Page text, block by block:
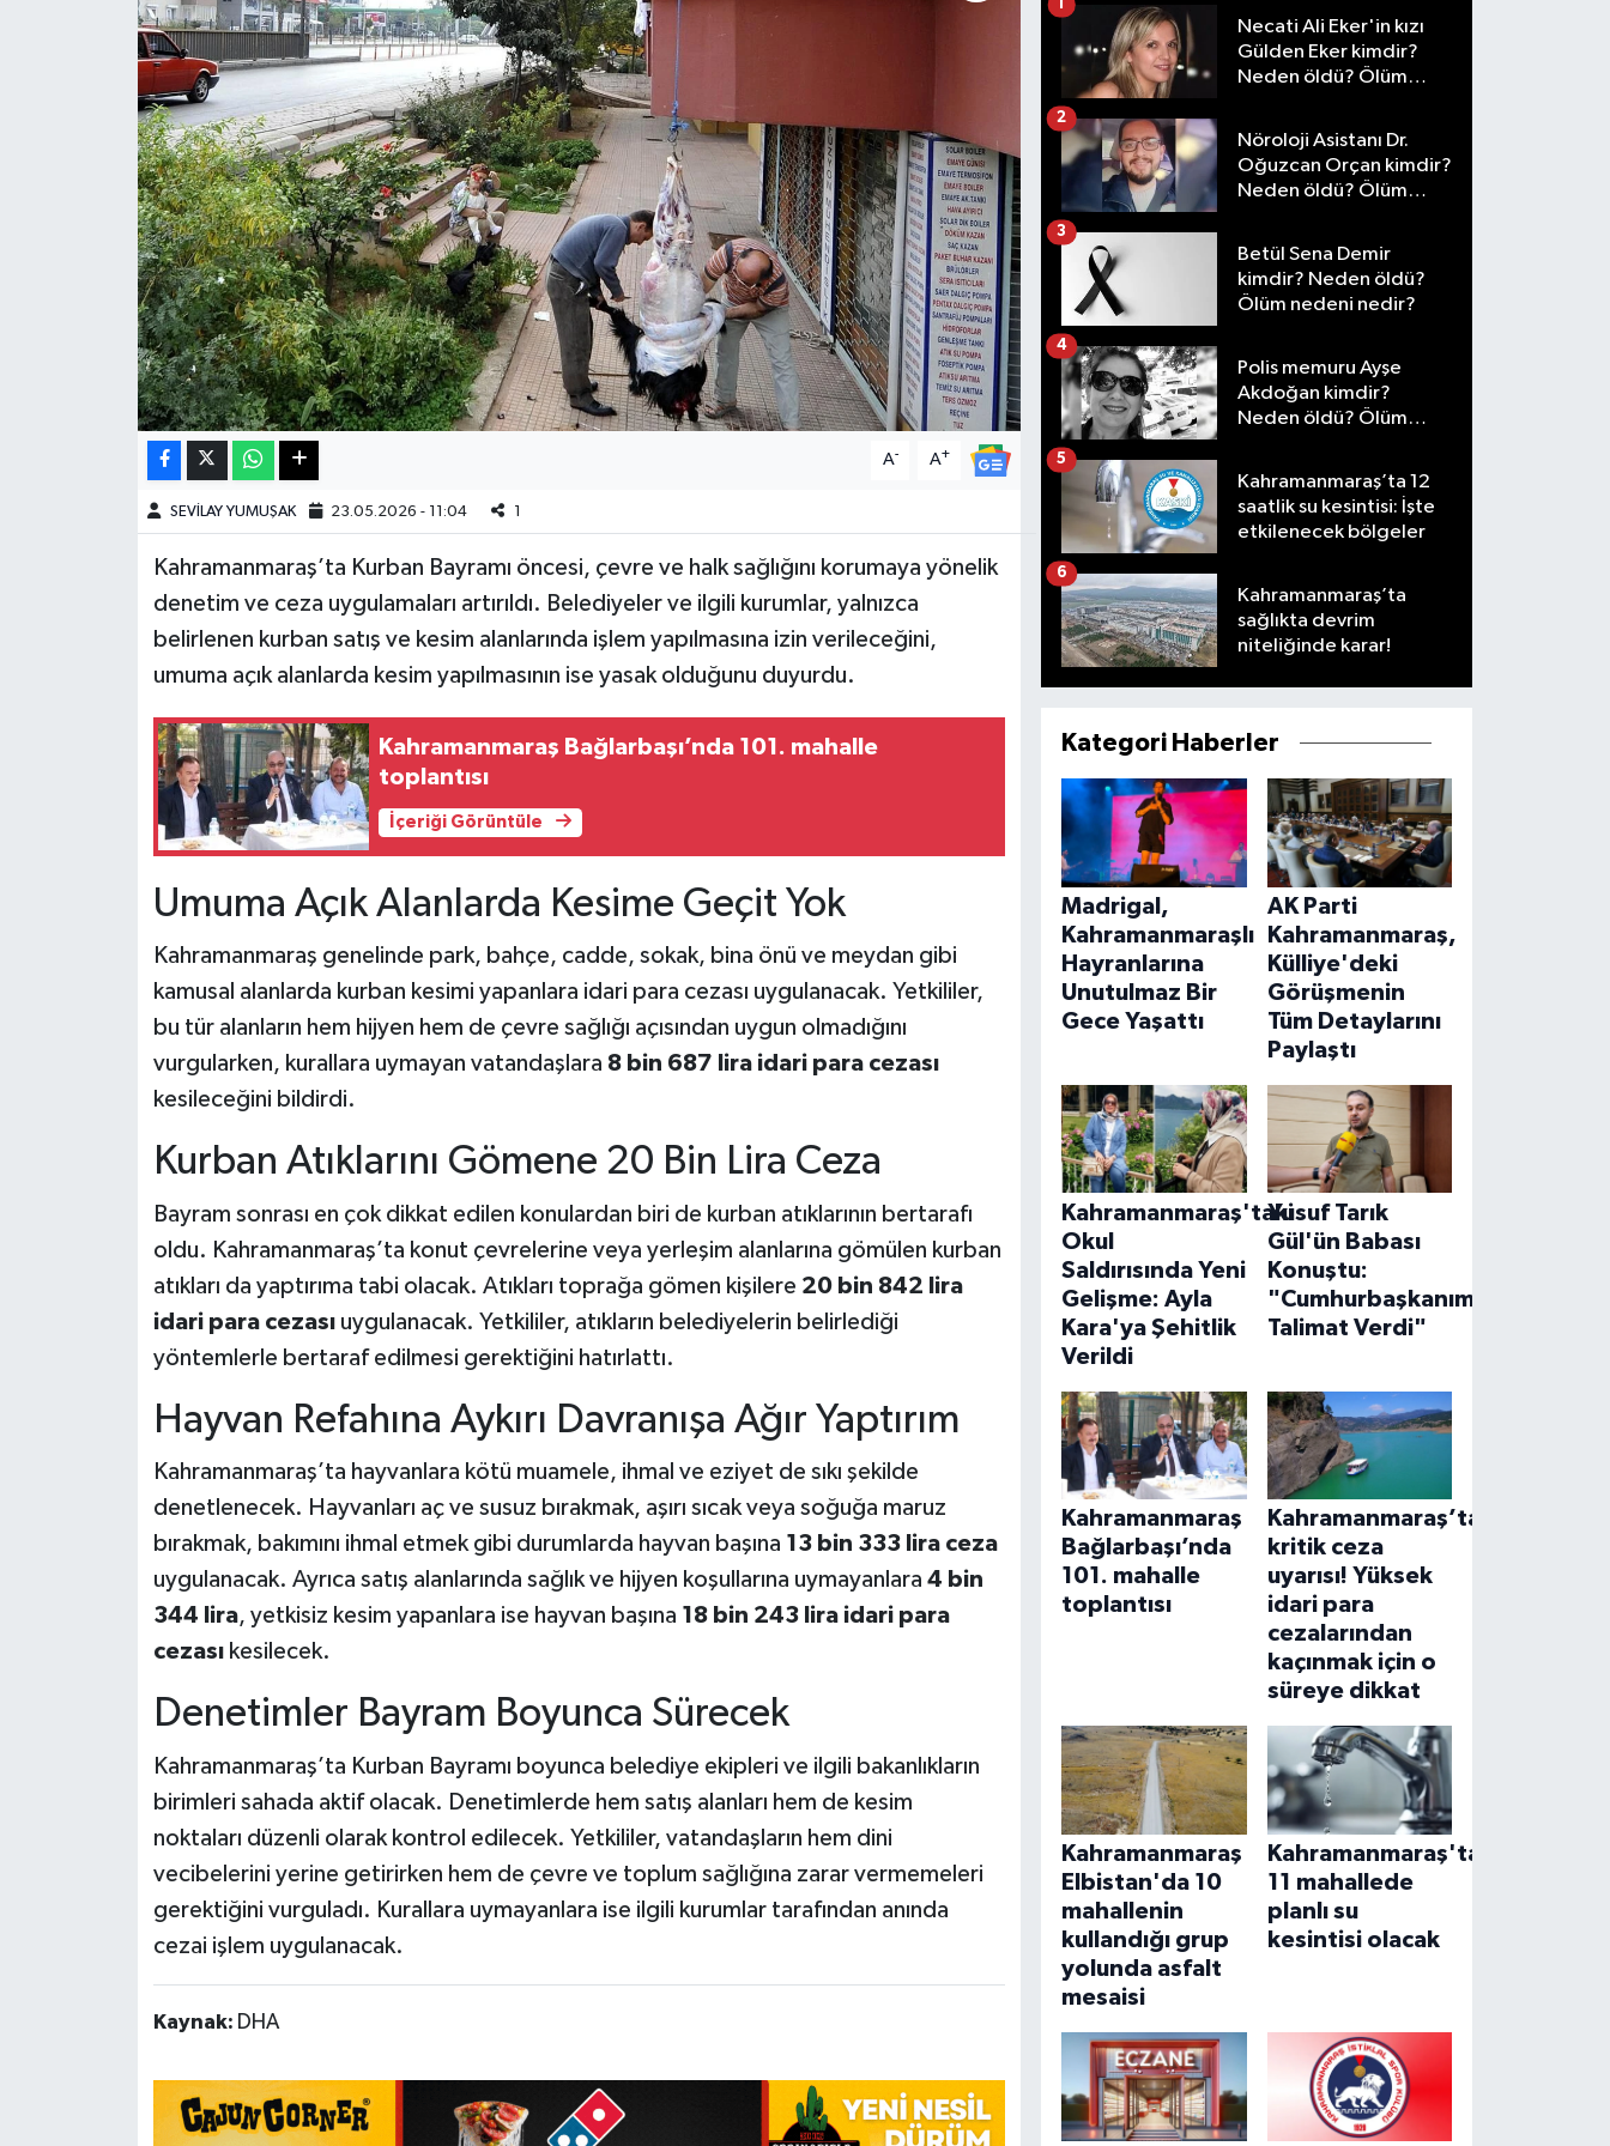
A- A+
SEVİLAY YUMUŞAK 23.05.2026 - 11:04 1
Kahramanmaraş’ta Kurban Bayramı öncesi, çevre ve halk sağlığını korumaya yönelik
denetim ve ceza uygulamaları artırıldı. Belediyeler ve ilgili kurumlar, yalnızca
belirlenen kurban satış ve kesim alanlarında işlem yapılmasına izin verileceğini,
umuma açık alanlarda kesim yapılmasının ise yasak olduğunu duyurdu.
Kahramanmaraş Bağlarbaşı’nda 101. mahalle
toplantısı
İçeriği Görüntüle
Umuma Açık Alanlarda Kesime Geçit Yok
Kahramanmaraş genelinde park, bahçe, cadde, sokak, bina önü ve meydan gibi
kamusal alanlarda kurban kesimi yapanlara idari para cezası uygulanacak. Yetkililer,
bu tür alanların hem hijyen hem de çevre sağlığı açısından uygun olmadığını
vurgularken, kurallara uymayan vatandaşlara 8 bin 687 lira idari para cezası
kesileceğini bildirdi.
Kurban Atıklarını Gömene 20 Bin Lira Ceza
Bayram sonrası en çok dikkat edilen konulardan biri de kurban atıklarının bertarafı
oldu. Kahramanmaraş’ta konut çevrelerine veya yerleşim alanlarına gömülen kurban
atıkları da yaptırıma tabi olacak. Atıkları toprağa gömen kişilere 20 bin 842 lira
idari para cezasıuygulanacak. Yetkililer, atıkların belediyelerin belirlediği
yöntemlerle bertaraf edilmesi gerektiğini hatırlattı.
Hayvan Refahına Aykırı Davranışa Ağır Yaptırım
Kahramanmaraş’ta hayvanlara kötü muamele, ihmal ve eziyet de sıkı şekilde
denetlenecek. Hayvanları aç ve susuz bırakmak, aşırı sıcak veya soğuğa maruz
bırakmak, bakımını ihmal etmek gibi durumlarda hayvan başına 13 bin 333 lira ceza
uygulanacak. Ayrıca satış alanlarında sağlık ve hijyen koşullarına uymayanlara 4 bin
344 lira, yetkisiz kesim yapanlara ise hayvan başına 18 bin 243 lira idari para
cezasıkesilecek.
Denetimler Bayram Boyunca Sürecek
Kahramanmaraş’ta Kurban Bayramı boyunca belediye ekipleri ve ilgili bakanlıkların
birimleri sahada aktif olacak. Denetimlerde hem satış alanları hem de kesim
noktaları düzenli olarak kontrol edilecek. Yetkililer, vatandaşların hem dini
vecibelerini yerine getirirken hem de çevre ve toplum sağlığına zarar vermemeleri
gerektiğini vurguladı. Kurallara uymayanlara ise ilgili kurumlar tarafından anında
cezai işlem uygulanacak.
Kaynak: DHA
Necati Ali Eker'in kızı
Gülden Eker kimdir?
Neden öldü? Ölüm
1
Nöroloji Asistanı Dr.
Oğuzcan Orçan kimdir?
Neden öldü? Ölüm
2
Betül Sena Demir
kimdir? Neden öldü?
Ölüm nedeni nedir?
3
Polis memuru Ayşe
Akdoğan kimdir?
Neden öldü? Ölüm
4
Kahramanmaraş’ta 12
saatlik su kesintisi: İşte
etkilenecek bölgeler
5
Kahramanmaraş’ta
sağlıkta devrim
niteliğinde karar!
6
Kategori Haberler
Madrigal,
Kahramanmaraşlı
Hayranlarına
Unutulmaz Bir
Gece Yaşattı
AK Parti
Kahramanmaraş,
Külliye'deki
Görüşmenin
Tüm Detaylarını
Paylaştı
Kahramanmaraş'taki
Okul
Saldırısında Yeni
Gelişme: Ayla
Kara'ya Şehitlik
Verildi
Yusuf Tarık
Gül'ün Babası
Konuştu:
"Cumhurbaşkanımız
Talimat Verdi"
Kahramanmaraş
Bağlarbaşı’nda
101. mahalle
toplantısı
Kahramanmaraş’ta
kritik ceza
uyarısı! Yüksek
idari para
cezalarından
kaçınmak için o
süreye dikkat
Kahramanmaraş
Elbistan'da 10
mahallenin
kullandığı grup
yolunda asfalt
mesaisi
Kahramanmaraş'ta
11 mahallede
planlı su
kesintisi olacak
Haberde İnsan
Kültür Sanat
Magazin
Manşet Altı
Manşetler
Resmi İlan
SürManşet
KAHRAMANMARAŞ